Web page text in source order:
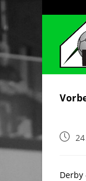
springen
Beitrag
Derby